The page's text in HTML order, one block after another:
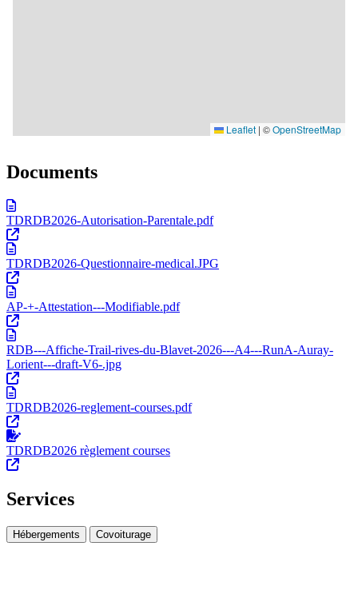
Documents
TDRDB2026-Autorisation-Parentale.pdf
TDRDB2026-Questionnaire-medical.JPG
AP-+-Attestation---Modifiable.pdf
RDB---Affiche-Trail-rives-du-Blavet-2026---A4---RunA-Auray-
Lorient---draft-V6-.jpg
TDRDB2026-reglement-courses.pdf
TDRDB2026 règlement courses
Services
Hébergements Covoiturage